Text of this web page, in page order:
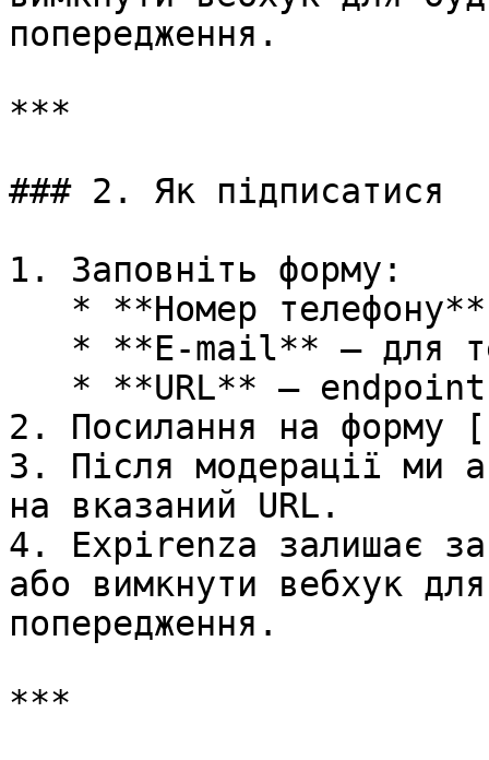
попередження.
***
### 2. Як підписатися
1. Заповніть форму:
2. Посилання на
3. Після модерації ми
на вказаний URL.
4. Expirenza залишає за
або вимкнути вебхук
попередження.
***